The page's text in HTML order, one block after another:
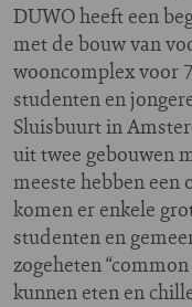
DUWO heeft een
met de bouw van
wooncomplex voor
studenten en
Sluisbuurt in
uit twee gebouwen
meeste hebben een
komen er enkele
studenten en
zogeheten
kunnen eten en